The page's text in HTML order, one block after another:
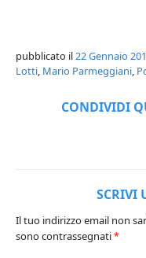
pubblicato il 22 Gennaio
Lotti Mario Parmeggiani
CONDIVIDI
SCRIVI
Il tuo indirizzo email non
sono contrassegnati*